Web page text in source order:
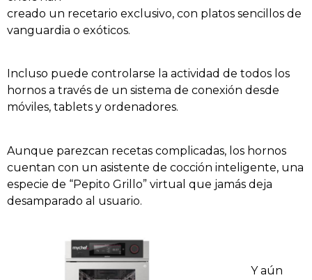
creado un recetario exclusivo, con platos sencillos de
vanguardia o exóticos.
Incluso puede controlarse la actividad de todos los
hornos a través de un sistema de conexión desde
móviles, tablets y ordenadores.
Aunque parezcan recetas complicadas, los hornos
cuentan con un asistente de cocción inteligente, una
especie de “Pepito Grillo” virtual que jamás deja
desamparado al usuario.
Y aún